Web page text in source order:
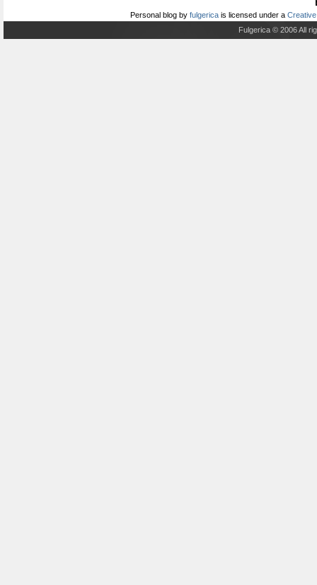
Personal blog by fulgerica is licensed under a
Fulgerica © 2006 All